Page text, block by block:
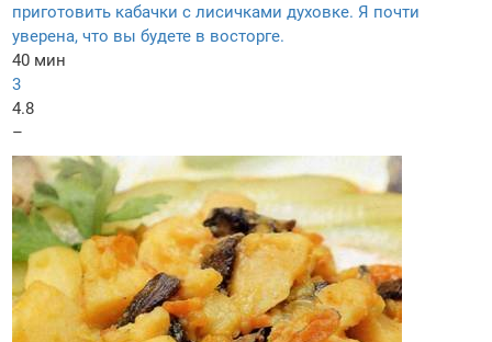
приготовить кабачки с лисичками духовке. Я почти
уверена, что вы будете в восторге.
40 мин
3
4.8
–